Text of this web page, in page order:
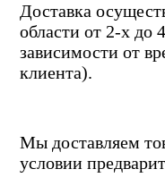
Доставка
области от 2-х до
зависимости от
клиента).
Мы доставляем
условии